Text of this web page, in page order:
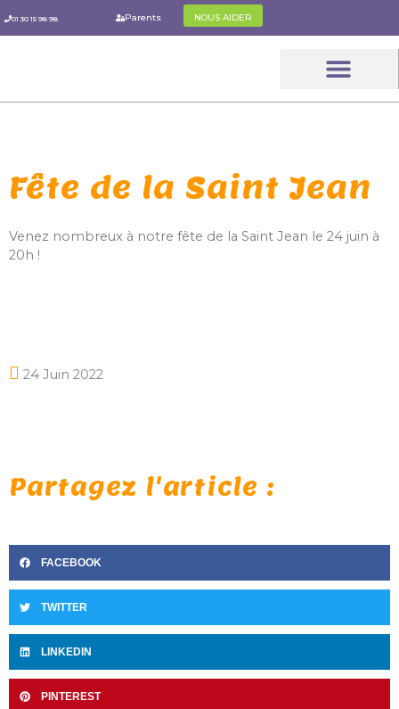
au
01 30 15 98 98 Parents NOUS AIDER
Fête de la Saint Jean
Venez nombreux à notre fête de la Saint Jean le 24 juin à
20h !
24 Juin 2022
Partagez l'article :
FACEBOOK
TWITTER
LINKEDIN
PINTEREST